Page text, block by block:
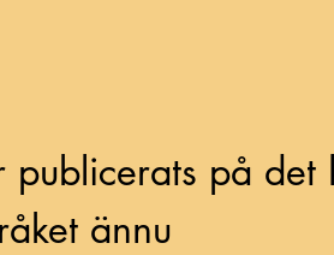
på det
ännu